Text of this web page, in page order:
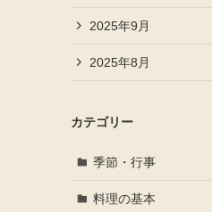
2025年9月
2025年8月
カテゴリー
季節・行事
料理の基本